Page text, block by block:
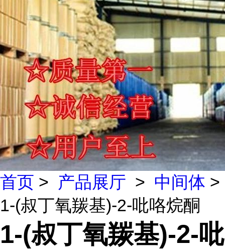
首页 > 产品展厅 > 中间体 >
1-(叔丁氧羰基)-2-吡咯烷酮
1-(叔丁氧羰基)-2-吡